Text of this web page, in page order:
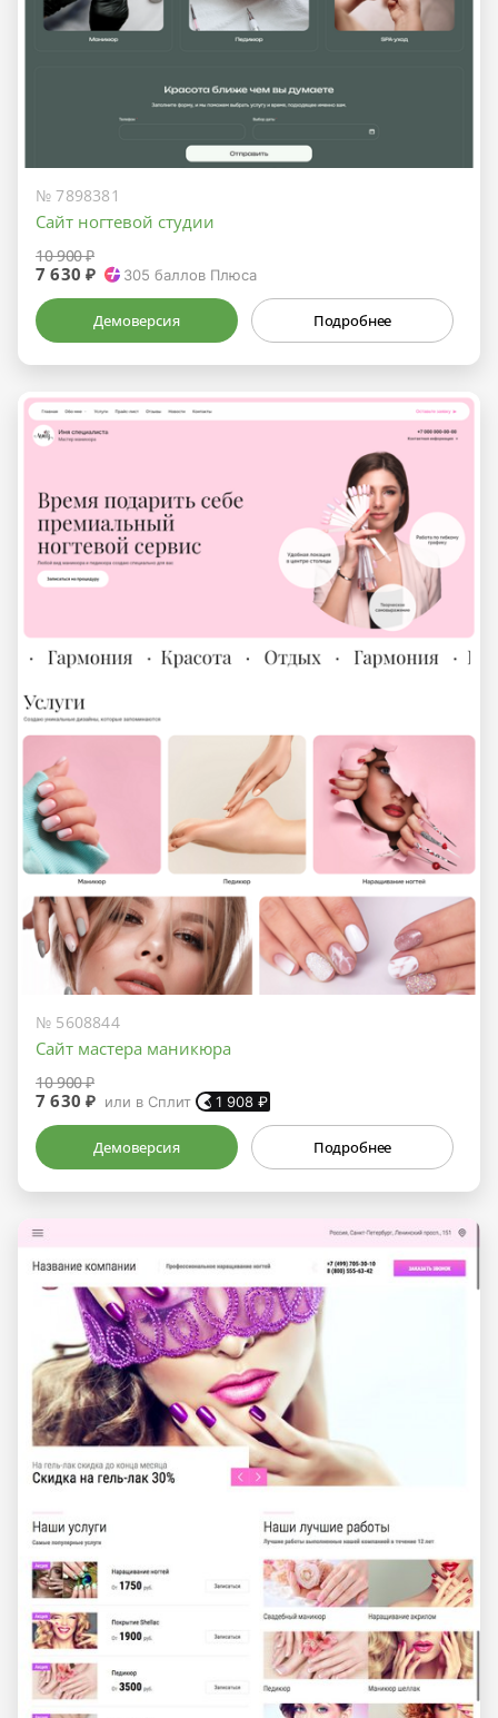
№ 7898381
Сайт ногтевой студии
10 900 ₽
7 630 ₽ 305 баллов Плюса
Демоверсия Подробнее
№ 5608844
Сайт мастера маникюра
10 900 ₽
7 630 ₽ или в Сплит 1 908 ₽
Демоверсия Подробнее